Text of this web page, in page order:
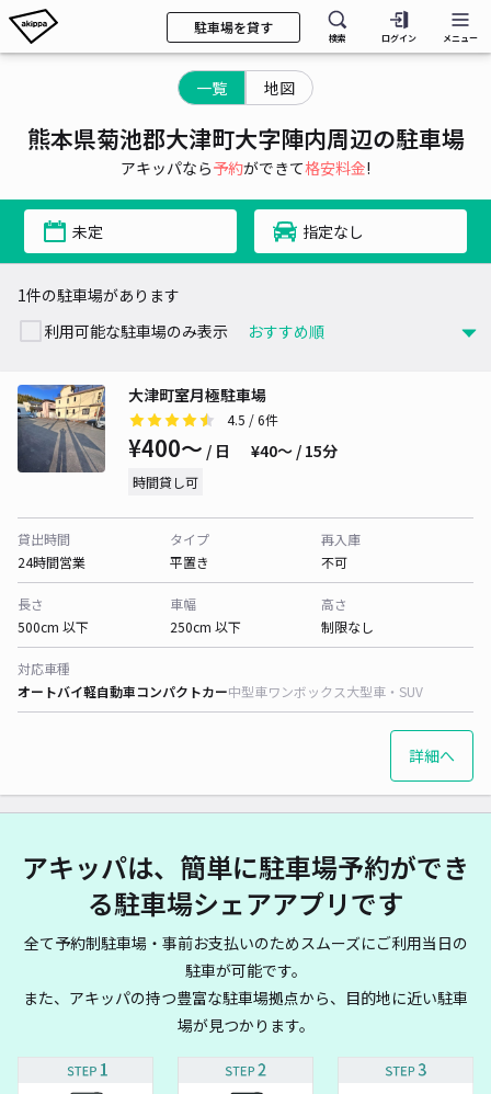
駐車場を貸す
検索 ログイン メニュー
一覧 地図
熊本県菊池郡大津町大字陣内周辺の駐車場
アキッパなら予約ができて格安料金!
未定 指定なし
1件の駐車場があります
利用可能な駐車場のみ表示
大津町室月極駐車場
4.5 / 6件
¥400〜 / 日 ¥40〜 / 15分
時間貸し可
貸出時間
24時間営業
タイプ
平置き
再入庫
不可
長さ
500cm 以下
車幅
250cm 以下
高さ
制限なし
対応車種
オートバイ軽自動車コンパクトカー中型車ワンボックス大型車・SUV
詳細へ
アキッパは、簡単に駐車場予約ができ
る駐車場シェアアプリです
全て予約制駐車場・事前お支払いのためスムーズにご利用当日の
駐車が可能です。
また、アキッパの持つ豊富な駐車場拠点から、目的地に近い駐車
場が見つかります。